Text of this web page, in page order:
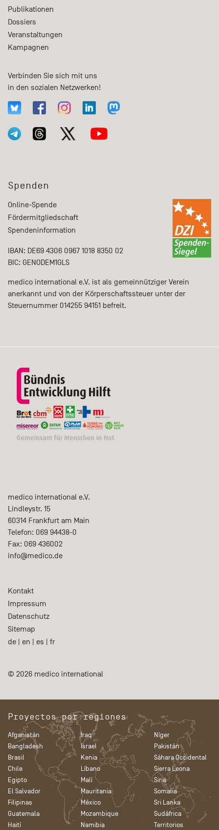
Publikationen
Dossiers
Veranstaltungen
Kampagnen
Verbinden Sie sich mit uns
in den sozialen Netzwerken!
Spenden
Online-Spende
Fördermitgliedschaft
Spendeninformation
IBAN: DE69 4306 0967 1018 8350 02
BIC: GENODEM1GLS
medico international e.V. ist als gemeinnütziger Verein
anerkannt und von der Körperschaftssteuer unter der
Steuernummer 014255 94151 befreit.
medico international e.V.
Lindleystr. 15
60314 Frankfurt am Main
Telefon: 069 94438-0
Fax: 069 436002
info@medico.de
Kontakt
Impressum
Datenschutz
Sitemap
de | en | es | fr
© 2026 medico international
Proyectos por regiones
Afganistán
Bangladesh
Brasil
Chile
Egipto
El Salvador
Filipinas
Guatemala
Haití
Iraq
Israel
Kenia
Líbano
Malí
Mauritania
México
Mozambique
Namibia
Níger
Pakistán
Sáhara Occidental
Sierra Leona
Siria
Somalia
Sri Lanka
Sudáfrica
Territorios